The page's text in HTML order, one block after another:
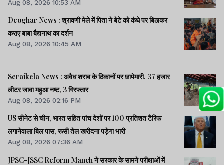
Aug 08, 2026 10:53 AM
Deoghar News : श्रावणी मेले में पिता ने बेटे को कंधे पर बिठाकर
कराए बाबा बैद्यनाथ का दर्शन
Aug 08, 2026 10:45 AM
Seraikela News : अवैध शराब के ठिकानों पर छापेमारी, 37 हजार
लीटर जावा महुआ नष्ट, 3 गिरफ्तार
Aug 08, 2026 02:16 PM
US सीनेट से चीन, भारत सहित पांच देशों पर 100 प्रतिशत टैरिफ
लगानेवाला बिल पास, रूसी तेल खरीदना पड़ेगा भारी
Aug 08, 2026 07:36 AM
JPSC-JSSC Reform Manch ने सरकार के सामने परीक्षाओं में